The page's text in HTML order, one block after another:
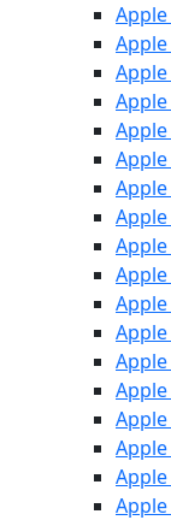
Apple
Apple
Apple
Apple
Apple